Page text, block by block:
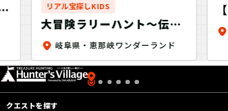
リアル宝探しKIDS
大冒険ラリーハント〜伝説
のウィンダースクワールを
探せ！〜
岐阜県・恵那峡ワンダーランド
クエストを探す